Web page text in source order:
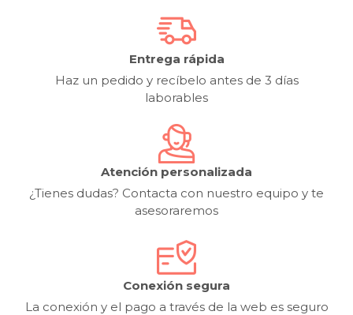
Entrega rápida
Haz un pedido y recíbelo antes de 3 días
laborables
Atención personalizada
¿Tienes dudas? Contacta con nuestro equipo y te
asesoraremos
Conexión segura
La conexión y el pago a través de la web es seguro